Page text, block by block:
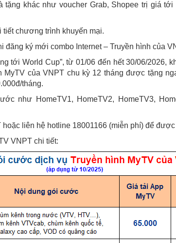
tặng khác như voucher Grab, Shopee trị giá
tiết chương trình khuyến mại.
đăng ký mới combo Internet – Truyền hình của
tới World Cup”, từ 01/06 đến hết 30/06/2026,
MyTV của VNPT chu kỳ 12 tháng được tặng
tháng.
như HomeTV1, HomeTV2, HomeTV3,
liên hệ hotline 18001166 (miễn phí) để
VNPT chi tiết: